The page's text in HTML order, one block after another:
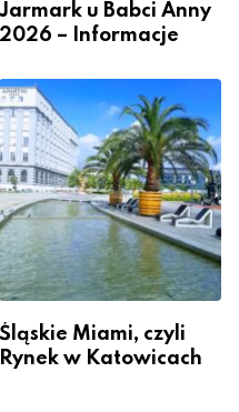
Jarmark u Babci Anny
2026 – Informacje
Śląskie Miami, czyli
Rynek w Katowicach